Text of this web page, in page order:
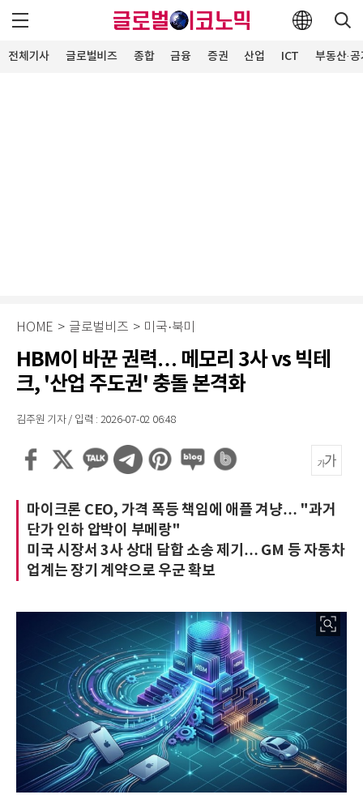
전체기사 글로벌비즈 종합 금융 증권 산업 ICT 부동산·
HOME > 글로벌비즈 > 미국·북미
HBM이 바꾼 권력… 메모리 3사 vs 빅테
크, '산업 주도권' 충돌 본격화
김주원 기자 / 입력 : 2026-07-02 06:48
마이크론 CEO, 가격 폭등 책임에 애플 겨냥… "과거
단가 인하 압박이 부메랑"
미국 시장서 3사 상대 담합 소송 제기… GM 등 자동차
업계는 장기 계약으로 우군 확보